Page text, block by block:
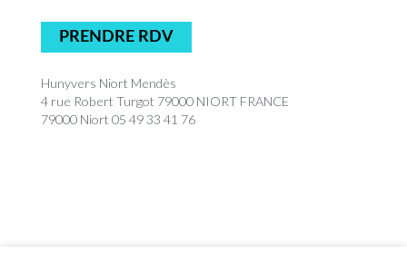
PRENDRE RDV
Hunyvers Niort Mendès
4 rue Robert Turgot 79000 NIORT FRANCE
79000 Niort 05 49 33 41 76